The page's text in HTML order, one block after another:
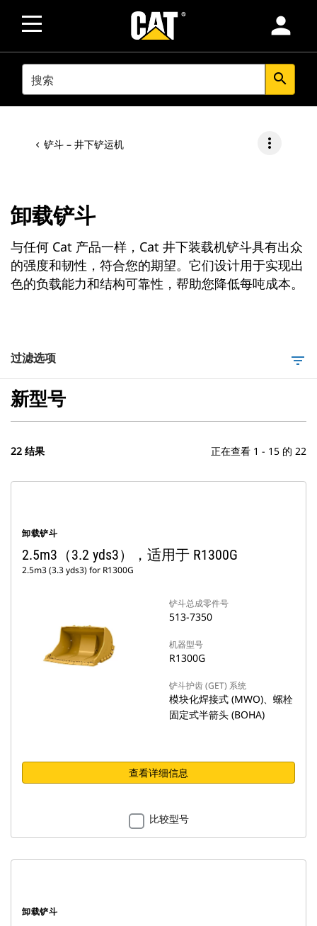
person
SEARCH search
铲斗 – 井下铲运机 more_vert
卸载铲斗
与任何 Cat 产品一样，Cat 井下装载机铲斗具有出众
的强度和韧性，符合您的期望。它们设计用于实现出
色的负载能力和结构可靠性，帮助您降低每吨成本。
过滤选项 filter_list
新型号
22 结果 正在查看 1 - 15 的 22
卸载铲斗
2.5m3（3.2 yds3），适用于 R1300G
2.5m3 (3.3 yds3) for R1300G
铲斗总成零件号
513-7350
机器型号
R1300G
铲斗护齿 (GET) 系统
模块化焊接式 (MWO)、螺栓
固定式半箭头 (BOHA)
查看详细信息
比较型号
卸载铲斗